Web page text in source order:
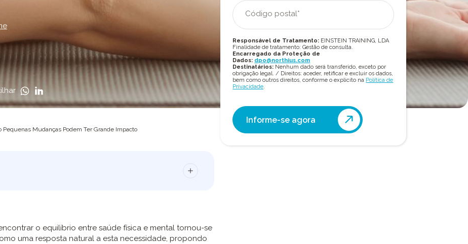
Código postal*
Responsável de Tratamento: EINSTEIN TRAINING, LDA
Finalidade de tratamento: Gestão de consulta.
Encarregado da Proteção de
Dados: dpo@northius.com
Destinatários: Nenhum dado será transferido, exceto por
obrigação legal. / Direitos: aceder, retificar e excluir os dados,
bem como outros direitos, conforme o explicito na Política de
Privacidade.
Informe-se agora
Pequenas Mudanças Podem Ter Grande Impacto
o equilíbrio entre saúde física e mental tornou-se
uma resposta natural a esta necessidade, propondo